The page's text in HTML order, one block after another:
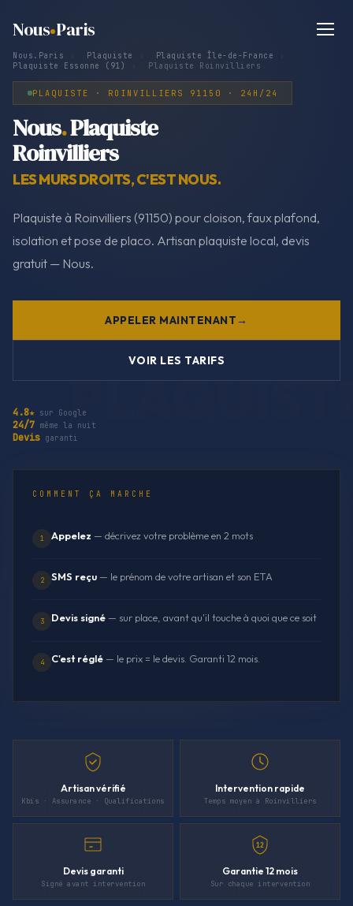
Nous Paris
Nous.Paris Plaquiste Plaquiste Île-de-France
Plaquiste Essonne (91)
Plaquiste Roinvilliers
PLAQUISTE · ROINVILLIERS 91150 · 24H/24
Nous.Plaquiste
Roinvilliers
LES MURS DROITS, C'EST NOUS.
Plaquiste à Roinvilliers (91150) pour cloison, faux plafond,
isolation et pose de placo. Artisan plaquiste local, devis
gratuit — Nous.
APPELER MAINTENANT
VOIR LES TARIFS
4.8★ sur Google
24/7 même la nuit
Devis garanti
COMMENT ÇA MARCHE
1 Appelez — décrivez votre problème en 2 mots
2 SMS reçu — le prénom de votre artisan et son ETA
3 Devis signé — sur place, avant qu'il touche à quoi que ce soit
4 C'est réglé — le prix = le devis. Garanti 12 mois.
Artisan vérifié
Kbis · Assurance · Qualifications
Intervention rapide
Temps moyen à Roinvilliers
Devis garanti
Signé avant intervention
12
Garantie 12 mois
Sur chaque intervention